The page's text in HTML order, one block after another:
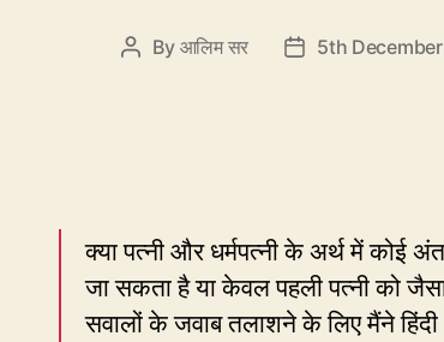
Post
By आलिम सर
Post5th
क्या पत्नी और धर्मपत्नी के अर्थ में कोई
जा सकता है या केवल पहली पत्नी को
सवालों के जवाब तलाशने के लिए मैंने